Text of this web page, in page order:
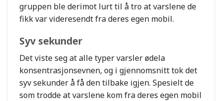
gruppen ble derimot lurt til å tro at varslene de
fikk var videresendt fra deres egen mobil.
Syv sekunder
Det viste seg at alle typer varsler ødela
konsentrasjonsevnen, og i gjennomsnitt tok det
syv sekunder å få den tilbake igjen. Spesielt de
som trodde at varslene kom fra deres egen mobil